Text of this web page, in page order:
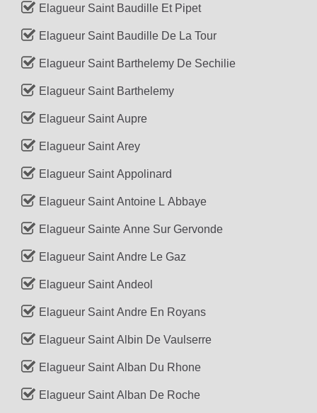
Elagueur Saint Baudille Et Pipet
Elagueur Saint Baudille De La Tour
Elagueur Saint Barthelemy De Sechilie
Elagueur Saint Barthelemy
Elagueur Saint Aupre
Elagueur Saint Arey
Elagueur Saint Appolinard
Elagueur Saint Antoine L Abbaye
Elagueur Sainte Anne Sur Gervonde
Elagueur Saint Andre Le Gaz
Elagueur Saint Andeol
Elagueur Saint Andre En Royans
Elagueur Saint Albin De Vaulserre
Elagueur Saint Alban Du Rhone
Elagueur Saint Alban De Roche